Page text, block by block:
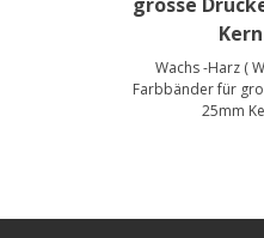
Kern
Wachs -Harz (
Farbbänder für
25mm